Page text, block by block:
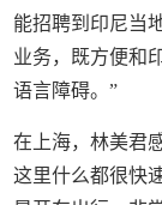
能招聘到印尼当
业务，既方便和
语言障碍。”
在上海，林美君
这里什么都很快